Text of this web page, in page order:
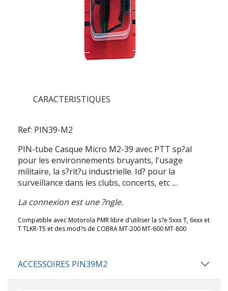
CARACTERISTIQUES
Ref: PIN39-M2
PIN-tube Casque Micro M2-39 avec PTT sp?al
pour les environnements bruyants, l'usage
militaire, la s?rit?u industrielle. Id? pour la
surveillance dans les clubs, concerts, etc ....
La connexion est une ?ngle.
Compatible avec Motorola PMR libre d'utiliser la s?e 5xxx T, 6xxx et
T TLKR-T5 et des mod?s de COBRA MT-200 MT-600 MT-800
ACCESSOIRES PIN39M2